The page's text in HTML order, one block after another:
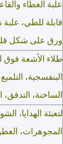
علبة الغطاء
قابلة للطي،
ورق على شكل
طلاء الأشعة فوق
البنفسجية،
الساخنة، التدفق،
لتعبئة الهدايا،
المجوهرات،